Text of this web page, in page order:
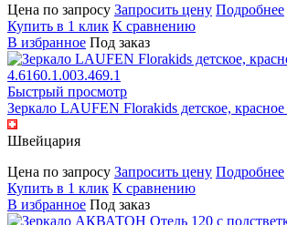
Цена по запросу Запросить цену Подробнее
Купить в 1 клик К сравнению
В избранное Под заказ
Быстрый просмотр
Зеркало LAUFEN Florakids детское,
Швейцария
Цена по запросу Запросить цену Подробнее
Купить в 1 клик К сравнению
В избранное Под заказ